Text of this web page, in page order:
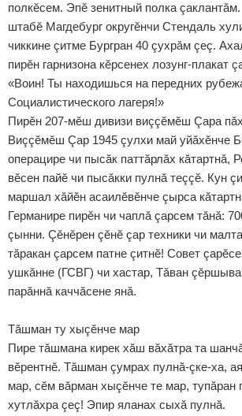
полкӗсем. Эпӗ зенитный полка
штабӗ Магдебург округӗнчи Стендаль
чиккине çитме Бургран 40 çухрăм çеç.
пирӗн гарнизона кӗрсенех лозунг-плакат
«Воин! Ты находишься на передних
Социалистического лагеря!»
Пирӗн 207-мӗш дивизи виççӗмӗш Çара
Виççӗмӗш Çар 1945 çулхи май уйăхӗнче
операцире чи пысăк паттăрлăх кăтартнă,
вӗсен пайӗ чи пысăкки пулнă теççӗ. Кун
маршал хăйӗн асаилӗвӗнче çырса
Германире пирӗн чи чаплă çарсем тăнă:
çынни. Çӗнӗрен çӗнӗ çар техники чи
тăракан çарсем патне çитнӗ! Совет
ушкăнне (ГСВГ) чи хастар, Тăван
парăннă каччăсене янă.
Тăшман ту хыçӗнче мар
Пире тăшмана кирек хăш вăхăтра та
вӗрентнӗ. Тăшман çумрах пулнă-çке-ха,
мар, сӗм вăрман хыçӗнче те мар, тупăран
хутлăхра çеç! Эпир яланах сыхă пулнă.